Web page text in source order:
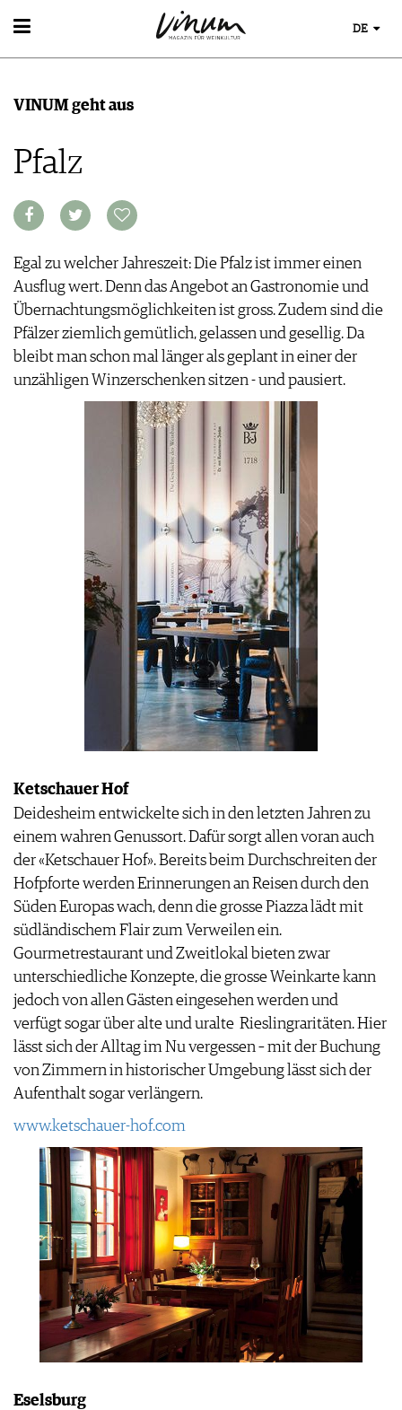
WEIN
GUIDE WEINGÜTER
WINZER
WEINE DES MONATS
TRINKREIFETABELLE
UNIQUE WINERIES
WEINWISSEN
WEINLEXIKON
WEINGESCHICHTE
INFOGRAFIKEN
NEWS
EVENTKALENDER
EVENT-BILDER
FOOD PAIRING TIPPS
FOOD PAIRING TABELLE
REZEPTE
HOTSPOTS
WEINREISEN
MAGAZIN
REPORTAGEN
DOSSIER
VORTEILSWELT
MEDIATHEK
WEINWIRTSCHAFT
GEWINNSPIELE
VORTEILSWELT
TRINKREIFETABELLE
NEWSLETTER
PRESSE
IMPRESSUM
AGB & DATENSCHUTZ
FAQ
DE
VINUM geht aus
Pfalz
Egal zu welcher Jahreszeit: Die Pfalz ist immer einen
Ausflug wert. Denn das Angebot an Gastronomie und
Übernachtungsmöglichkeiten ist gross. Zudem sind die
Pfälzer ziemlich gemütlich, gelassen und gesellig. Da
bleibt man schon mal länger als geplant in einer der
unzähligen Winzerschenken sitzen - und pausiert.
Ketschauer Hof
Deidesheim entwickelte sich in den letzten Jahren zu
einem wahren Genussort. Dafür sorgt allen voran auch
der «Ketschauer Hof». Bereits beim Durchschreiten der
Hofpforte werden Erinnerungen an Reisen durch den
Süden Europas wach, denn die grosse Piazza lädt mit
südländischem Flair zum Verweilen ein.
Gourmetrestaurant und Zweitlokal bieten zwar
unterschiedliche Konzepte, die grosse Weinkarte kann
jedoch von allen Gästen eingesehen werden und
verfügt sogar über alte und uralte Rieslingraritäten. Hier
lässt sich der Alltag im Nu vergessen – mit der Buchung
von Zimmern in historischer Umgebung lässt sich der
Aufenthalt sogar verlängern.
www.ketschauer-hof.com
Eselsburg